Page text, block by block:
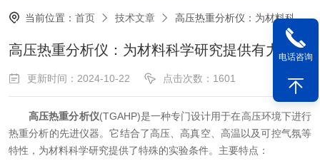
当前位置：首页 技术文章 高压热重分析仪：为材料科学研究提供有力支持
高压热重分析仪：为材料科学研究提供有力支持
更新时间：2024-10-22 点击次数：1601
高压热重分析仪(TGAHP)是一种专门设计用于在高压环境下进行
热重分析的先进仪器。它结合了高压、高真空、高温以及可控气氛等
特性，为材料科学研究提供了特殊的实验条件。主要特点：
电话咨询